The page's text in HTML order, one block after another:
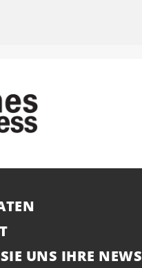
UNS IHRE NEWS